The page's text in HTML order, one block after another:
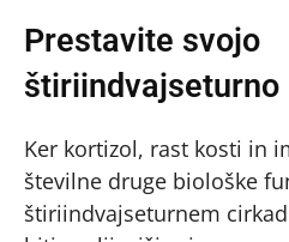
Prestavite svojo
štiriindvajseturno
Ker kortizol, rast kosti in
številne druge biološke
štiriindvajseturnem